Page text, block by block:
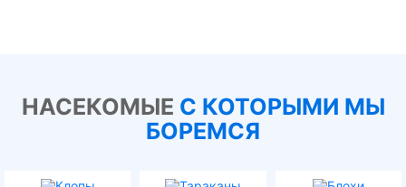
НАСЕКОМЫЕ С КОТОРЫМИ МЫ
БОРЕМСЯ